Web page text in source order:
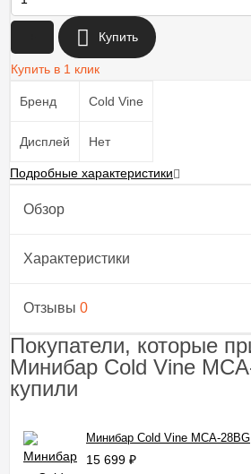
Купить
Купить в 1 клик
Бренд Cold Vine
Дисплей Нет
Подробные характеристики
Обзор
Характеристики
Отзывы 0
Покупатели, которые
Минибар Cold Vine
купили
Минибар Cold Vine MCA-28BG
15 699 ₽